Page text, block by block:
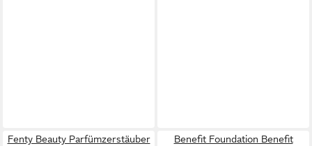
Fenty Beauty Parfümzerstäuber
Benefit Foundation Benefit